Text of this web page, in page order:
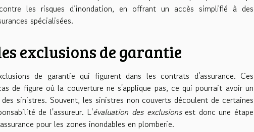
les risques d’inondation, en offrant un accès simplifié à des
spécialisées.
exclusions de garantie
de garantie qui figurent dans les contrats d'assurance. Ces
de figure où la couverture ne s'applique pas, ce qui pourrait avoir un
sinistres. Souvent, les sinistres non couverts découlent de certaines
de l'assureur. L'évaluation des exclusionsest donc une étape
pour les zones inondables en plomberie.